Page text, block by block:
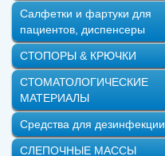
Салфетки и фартуки для
пациентов, диспенсеры
СТОПОРЫ & КРЮЧКИ
СТОМАТОЛОГИЧЕСКИЕ
МАТЕРИАЛЫ
Средства для дезинфекции
СЛЕПОЧНЫЕ МАССЫ